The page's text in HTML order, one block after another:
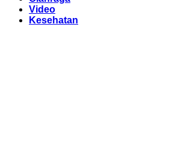
Video
Kesehatan